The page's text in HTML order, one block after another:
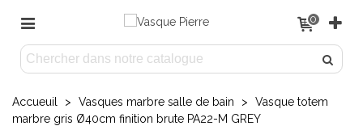
0
Accueuil > Vasques marbre salle de bain >
Vasque totem
marbre gris Ø40cm finition brute PA22-M GREY